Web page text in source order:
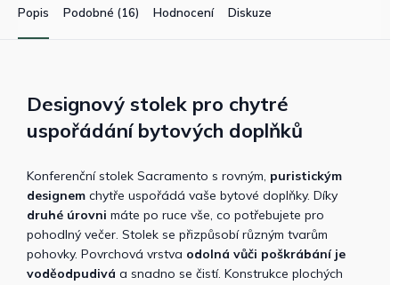
Popis Podobné (16) Hodnocení Diskuze
Designový stolek pro chytré
uspořádání bytových doplňků
Konferenční stolek Sacramento s rovným, puristickým
designem chytře uspořádá vaše bytové doplňky. Díky
druhé úrovni máte po ruce vše, co potřebujete pro
pohodlný večer. Stolek se přizpůsobí různým tvarům
pohovky. Povrchová vrstva odolná vůči poškrábání je
voděodpudivá a snadno se čistí. Konstrukce plochých